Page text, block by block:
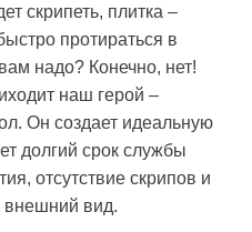
скрипеть, плитка –
протираться в
надо? Конечно, нет!
наш герой –
Он создает идеальную
долгий срок службы
отсутствие скрипов и
внешний вид.